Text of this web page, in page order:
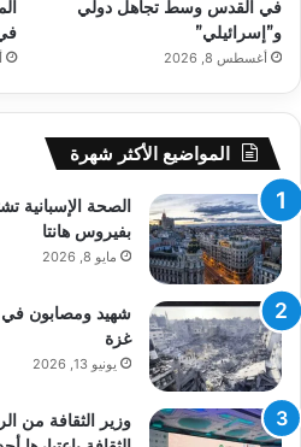
في القدس وسط تجاهل دولي
و”إسرائيلي”
أغسطس 8, 2026
المواضيع الأكثر شهرة
الصحة الإسبانية
بفيروس هانتا
مايو 8, 2026
شهيد ومصابون
غزة
يونيو 13, 2026
وزير الثقافة من